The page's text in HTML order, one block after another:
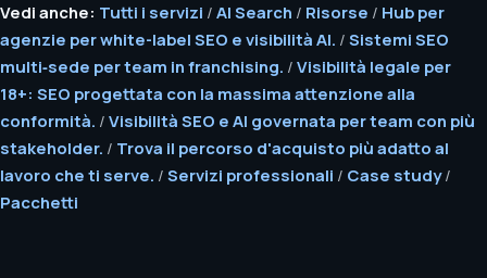
Vedi anche: Tutti i servizi / AI Search / Risorse / Hub per
agenzie per white-label SEO e visibilità AI. / Sistemi SEO
multi‑sede per team in franchising. / Visibilità legale per
18+: SEO progettata con la massima attenzione alla
conformità. / Visibilità SEO e AI governata per team con più
stakeholder. / Trova il percorso d'acquisto più adatto al
lavoro che ti serve. / Servizi professionali / Case study/
Pacchetti